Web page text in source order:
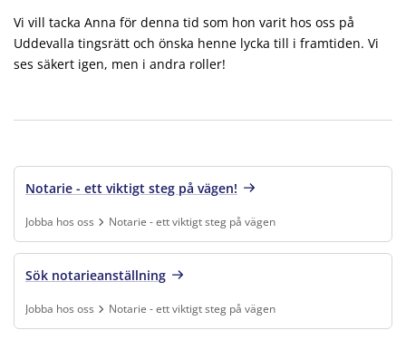
Vi vill tacka Anna för denna tid som hon varit hos oss på
Uddevalla tingsrätt och önska henne lycka till i framtiden. Vi
ses säkert igen, men i andra roller!
Notarie - ett viktigt steg på vägen!
Jobba hos oss
Notarie - ett viktigt steg på vägen
Finns under:Jobba hos oss, Notarie - ett viktigt steg på vägen.
Sök notarieanställning
Jobba hos oss
Notarie - ett viktigt steg på vägen
Finns under:Jobba hos oss, Notarie - ett viktigt steg på vägen.